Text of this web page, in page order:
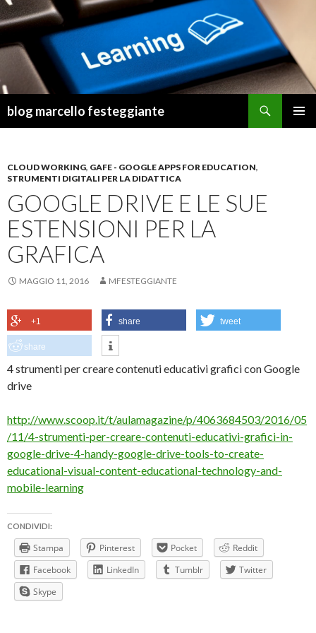
blog marcello festeggiante
CLOUD WORKING, GAFE - GOOGLE APPS FOR EDUCATION,
STRUMENTI DIGITALI PER LA DIDATTICA
GOOGLE DRIVE E LE SUE
ESTENSIONI PER LA
GRAFICA
MAGGIO 11, 2016 MFESTEGGIANTE
+1 share tweet
share
4 strumenti per creare contenuti educativi grafici con Google
drive
http://www.scoop.it/t/aulamagazine/p/4063684503/2016/05
/11/4-strumenti-per-creare-contenuti-educativi-grafici-in-
google-drive-4-handy-google-drive-tools-to-create-
educational-visual-content-educational-technology-and-
mobile-learning
CONDIVIDI:
Stampa Pinterest Pocket
Reddit
Facebook
LinkedIn Tumblr
Twitter
Skype